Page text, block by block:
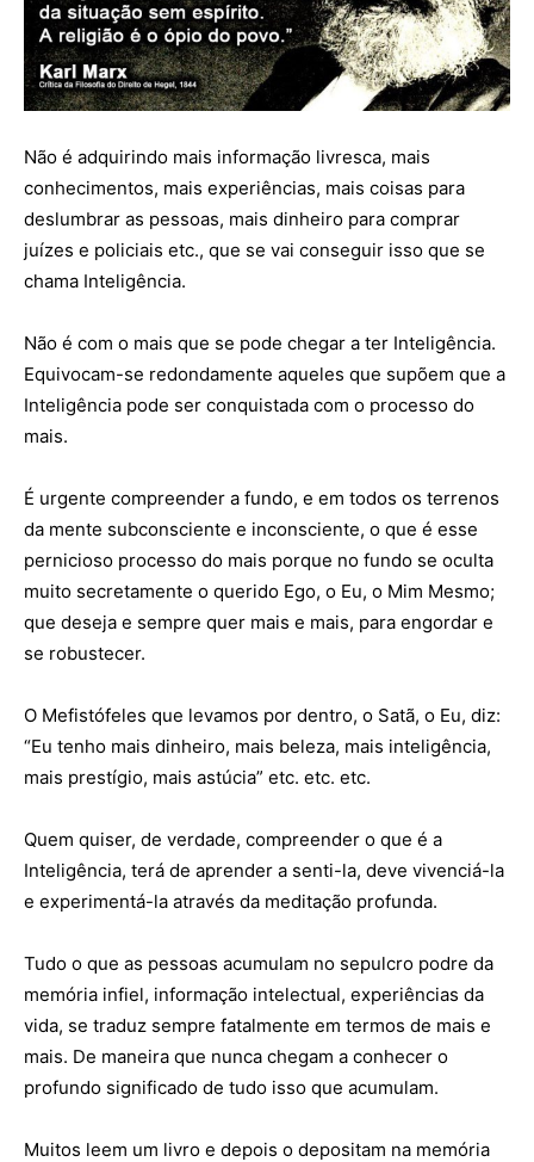
Não é adquirindo mais informação livresca, mais
conhecimentos, mais experiências, mais coisas para
deslumbrar as pessoas, mais dinheiro para comprar
juízes e policiais etc., que se vai conseguir isso que se
chama Inteligência.
Não é com o mais que se pode chegar a ter Inteligência.
Equivocam-se redondamente aqueles que supõem que a
Inteligência pode ser conquistada com o processo do
mais.
É urgente compreender a fundo, e em todos os terrenos
da mente subconsciente e inconsciente, o que é esse
pernicioso processo do mais porque no fundo se oculta
muito secretamente o querido Ego, o Eu, o Mim Mesmo;
que deseja e sempre quer mais e mais, para engordar e
se robustecer.
O Mefistófeles que levamos por dentro, o Satã, o Eu, diz:
“Eu tenho mais dinheiro, mais beleza, mais inteligência,
mais prestígio, mais astúcia” etc. etc. etc.
Quem quiser, de verdade, compreender o que é a
Inteligência, terá de aprender a senti-la, deve vivenciá-la
e experimentá-la através da meditação profunda.
Tudo o que as pessoas acumulam no sepulcro podre da
memória infiel, informação intelectual, experiências da
vida, se traduz sempre fatalmente em termos de mais e
mais. De maneira que nunca chegam a conhecer o
profundo significado de tudo isso que acumulam.
Muitos leem um livro e depois o depositam na memória